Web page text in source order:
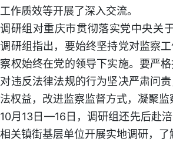
作质效等开展了深入交流。
调研组对重庆市贯彻落实党中央关
研组指出，要始终坚持党对监察
权始终在党的领导下实施。要严
违反法律法规的行为坚决严肃问
权益，改进监察监督方式，凝聚
10月13日—16日，调研组还先后赴
关镇街基层单位开展实地调研，